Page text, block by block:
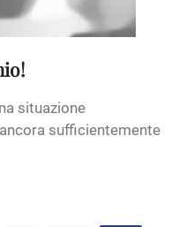
situazione
sufficientemente